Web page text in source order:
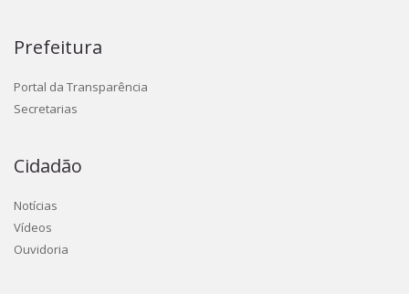
Prefeitura
Portal da Transparência
Secretarias
Cidadão
Notícias
Vídeos
Ouvidoria